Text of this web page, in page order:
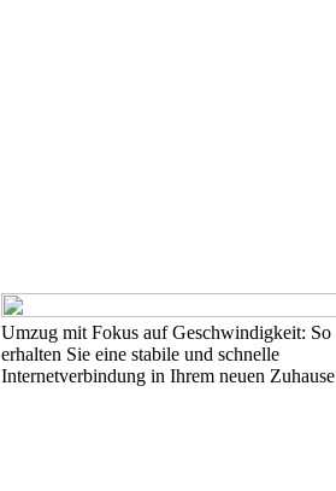
Umzug mit Fokus auf Geschwindigkeit: So
erhalten Sie eine stabile und schnelle
Internetverbindung in Ihrem neuen Zuhause